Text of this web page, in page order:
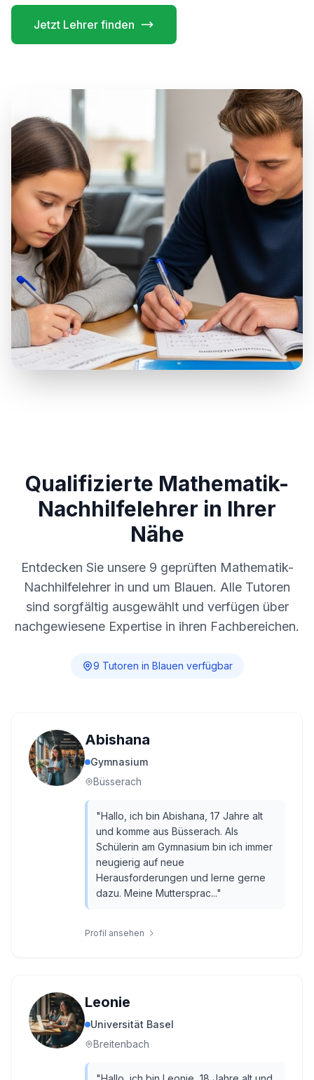
Jetzt Lehrer finden
Qualifizierte Mathematik-
Nachhilfelehrer in Ihrer
Nähe
Entdecken Sie unsere 9 geprüften Mathematik-
Nachhilfelehrer in und um Blauen. Alle Tutoren
sind sorgfältig ausgewählt und verfügen über
nachgewiesene Expertise in ihren Fachbereichen.
9 Tutoren in Blauen verfügbar
Abishana
Gymnasium
Büsserach
"Hallo, ich bin Abishana, 17 Jahre alt
und komme aus Büsserach. Als
Schülerin am Gymnasium bin ich immer
neugierig auf neue
Herausforderungen und lerne gerne
dazu. Meine Muttersprac..."
Profil ansehen
Leonie
Universität Basel
Breitenbach